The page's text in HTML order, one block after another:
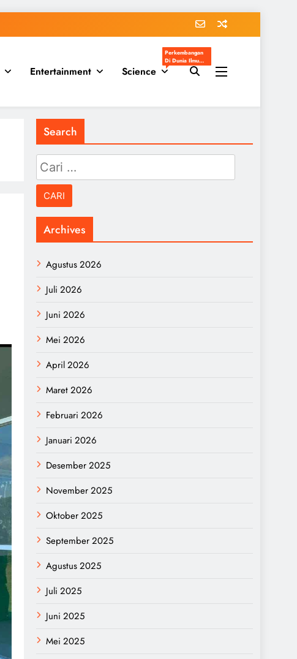
Entertainment Science
Perkembangan
Di Dunia Ilmu
Pengetahuan
Populer
Search
Cari
untuk:
Archives
Agustus 2026
Juli 2026
Juni 2026
Mei 2026
April 2026
Maret 2026
Februari 2026
Januari 2026
Desember 2025
November 2025
Oktober 2025
September 2025
Agustus 2025
Juli 2025
Juni 2025
Mei 2025